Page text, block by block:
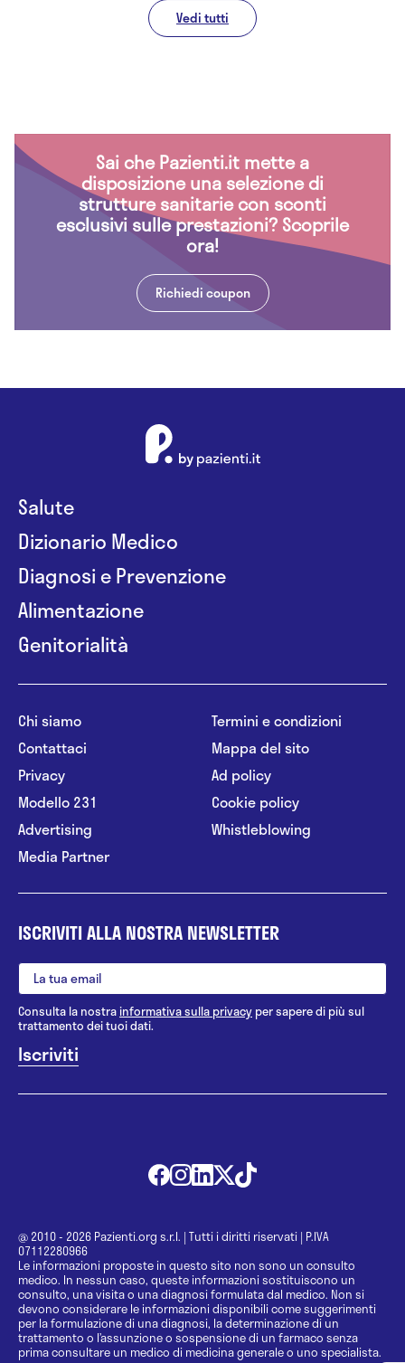
Vedi tutti
Sai che Pazienti.it mette a
disposizione una selezione di
strutture sanitarie con sconti
esclusivi sulle prestazioni? Scoprile
ora!
Richiedi coupon
Salute
Dizionario Medico
Diagnosi e Prevenzione
Alimentazione
Genitorialità
Chi siamo
Contattaci
Privacy
Modello 231
Advertising
Media Partner
Termini e condizioni
Mappa del sito
Ad policy
Cookie policy
Whistleblowing
ISCRIVITI ALLA NOSTRA NEWSLETTER
Consulta la nostrainformativa sulla privacy per sapere di più sul
trattamento dei tuoi dati.
@ 2010 - 2026 Pazienti.org s.r.l. | Tutti i diritti riservati | P.IVA
07112280966
Le informazioni proposte in questo sito non sono un consulto
medico. In nessun caso, queste informazioni sostituiscono un
consulto, una visita o una diagnosi formulata dal medico. Non si
devono considerare le informazioni disponibili come suggerimenti
per la formulazione di una diagnosi, la determinazione di un
trattamento o l’assunzione o sospensione di un farmaco senza
prima consultare un medico di medicina generale o uno specialista.